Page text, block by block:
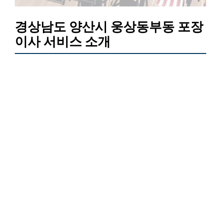
경상남도 양산시 웅상동부동 포장
이사 서비스 소개